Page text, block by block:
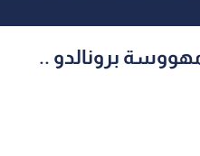
برونالدو ..